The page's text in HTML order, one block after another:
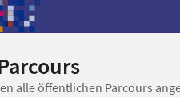
alle öffentlichen Parcours